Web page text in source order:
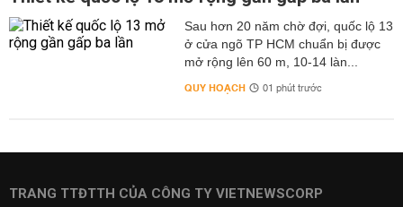
Sau hơn 20 năm chờ đợi, quốc lộ 13
ở cửa ngõ TP HCM chuẩn bị được
mở rộng lên 60 m, 10-14 làn...
QUY HOẠCH 01 phút trước
TRANG TTĐTTH CỦA CÔNG TY VIETNEWSCORP